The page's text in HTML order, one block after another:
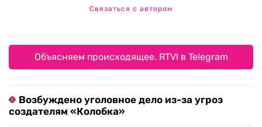
Связаться с автором
Объясняем происходящее. RTVI в Telegram
Возбуждено уголовное дело из-за угроз
создателям «Колобка»